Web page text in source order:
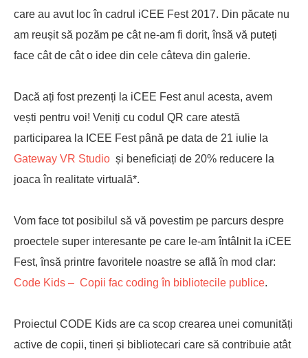
care au avut loc în cadrul iCEE Fest 2017. Din păcate nu
am reușit să pozăm pe cât ne-am fi dorit, însă vă puteți
face cât de cât o idee din cele câteva din galerie.
Dacă ați fost prezenți la iCEE Fest anul acesta, avem
vești pentru voi! Veniți cu codul QR care atestă
participarea la ICEE Fest până pe data de 21 iulie la
Gateway VR Studio și beneficiați de 20% reducere la
joaca în realitate virtuală*.
Vom face tot posibilul să vă povestim pe parcurs despre
proectele super interesante pe care le-am întâlnit la iCEE
Fest, însă printre favoritele noastre se află în mod clar:
Code Kids – Copii fac coding în bibliotecile publice.
Proiectul CODE Kids are ca scop crearea unei comunități
active de copii, tineri și bibliotecari care să contribuie atât